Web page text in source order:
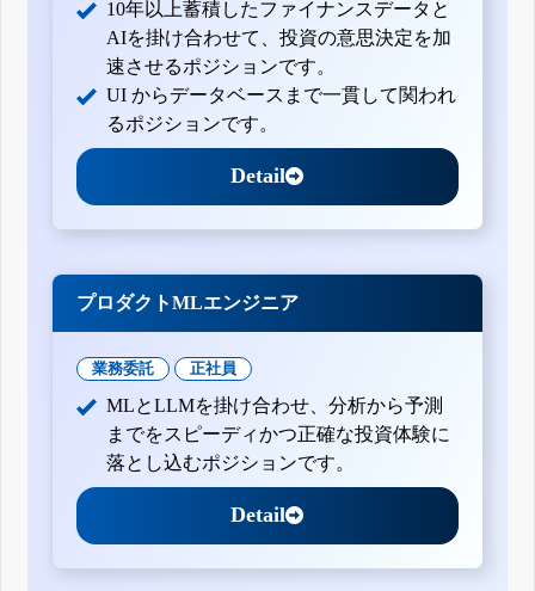
10年以上蓄積したファイナンスデータと
AIを掛け合わせて、投資の意思決定を加
速させるポジションです。
UI からデータベースまで一貫して関われ
るポジションです。
Detail
プロダクトMLエンジニア
業務委託 正社員
MLとLLMを掛け合わせ、分析から予測
までをスピーディかつ正確な投資体験に
落とし込むポジションです。
Detail